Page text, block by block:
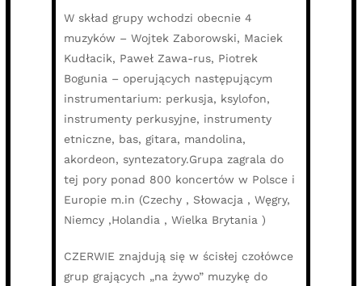
W skład grupy wchodzi obecnie 4
muzyków – Wojtek Zaborowski, Maciek
Kudłacik, Paweł Zawa-rus, Piotrek
Bogunia – operujących następującym
instrumentarium: perkusja, ksylofon,
instrumenty perkusyjne, instrumenty
etniczne, bas, gitara, mandolina,
akordeon, syntezatory.Grupa zagrala do
tej pory ponad 800 koncertów w Polsce i
Europie m.in (Czechy , Słowacja , Węgry,
Niemcy ,Holandia , Wielka Brytania )
CZERWIE znajdują się w ścisłej czołówce
grup grających „na żywo” muzykę do